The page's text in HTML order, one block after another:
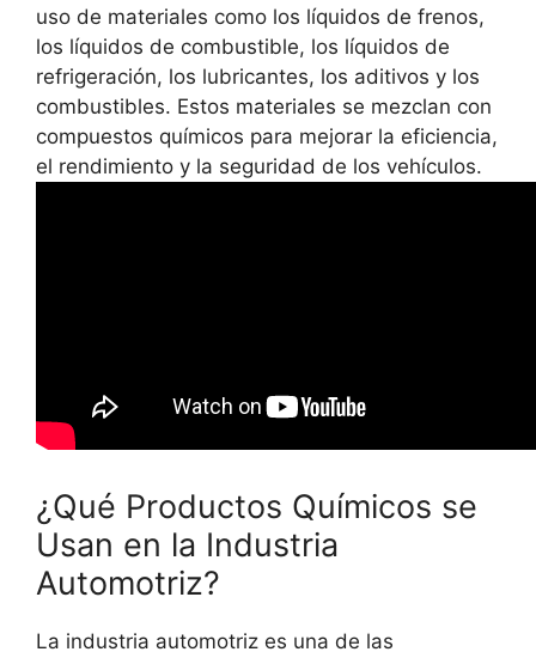
uso de materiales como los líquidos de frenos,
los líquidos de combustible, los líquidos de
refrigeración, los lubricantes, los aditivos y los
combustibles. Estos materiales se mezclan con
compuestos químicos para mejorar la eficiencia,
el rendimiento y la seguridad de los vehículos.
¿Qué Productos Químicos se
Usan en la Industria
Automotriz?
La industria automotriz es una de las